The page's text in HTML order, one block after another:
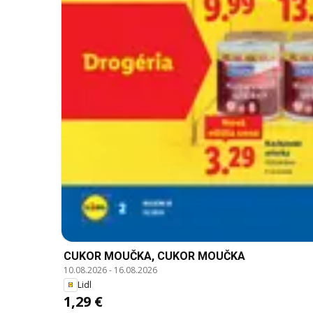
CUKOR MOUČKA, CUKOR MOUČKA
10.08.2026- 16.08.2026
Lidl
1,29 €